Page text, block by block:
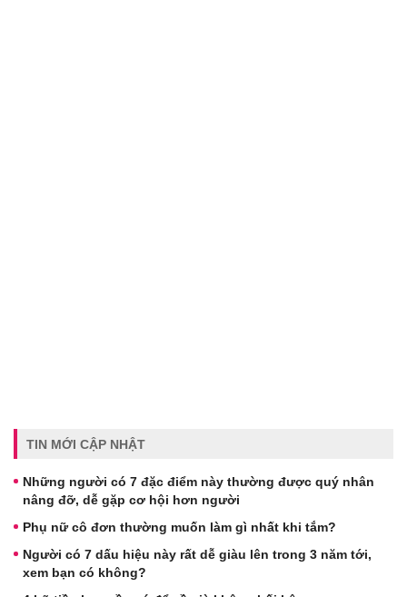
TIN MỚI CẬP NHẬT
Những người có 7 đặc điểm này thường được quý nhân
nâng đỡ, dễ gặp cơ hội hơn người
Phụ nữ cô đơn thường muốn làm gì nhất khi tắm?
Người có 7 dấu hiệu này rất dễ giàu lên trong 3 năm tới,
xem bạn có không?